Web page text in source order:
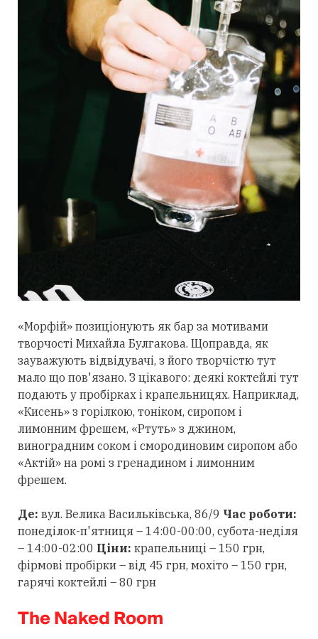
«Морфій» позиціонують як бар за мотивами
творчості Михайла Булгакова. Щоправда, як
зауважують відвідувачі, з його творчістю тут
мало що пов'язано. З цікавого: деякі коктейлі тут
подають у пробірках і крапельницях. Наприклад,
«Кисень» з горілкою, тоніком, сиропом і
лимонним фрешем, «Ртуть» з джином,
виноградним соком і смородиновим сиропом або
«Актій» на ромі з гренадином і лимонним
фрешем.
Де: вул. Велика Васильківська, 86/9 Час роботи:
понеділок-п'ятниця – 14:00-00:00, субота-неділя
– 14:00-02:00 Ціни: крапельниці – 150 грн,
фірмові пробірки – від 45 грн, мохіто – 150 грн,
гарячі коктейлі – 80 грн
The Naked Room